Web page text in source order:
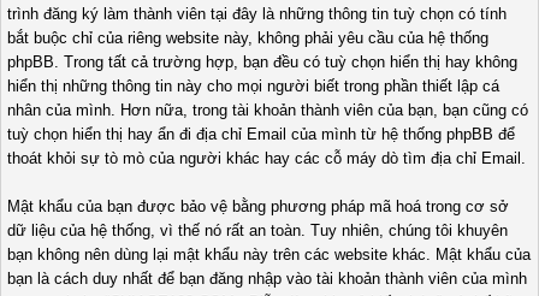
trình đăng ký làm thành viên tại đây là những thông tin tuỳ chọn có tính
bắt buộc chỉ của riêng website này, không phải yêu cầu của hệ thống
phpBB. Trong tất cả trường hợp, bạn đều có tuỳ chọn hiển thị hay không
hiển thị những thông tin này cho mọi người biết trong phần thiết lập cá
nhân của mình. Hơn nữa, trong tài khoản thành viên của bạn, bạn cũng có
tuỳ chọn hiển thị hay ẩn đi địa chỉ Email của mình từ hệ thống phpBB để
thoát khỏi sự tò mò của người khác hay các cỗ máy dò tìm địa chỉ Email.
Mật khẩu của bạn được bảo vệ bằng phương pháp mã hoá trong cơ sở
dữ liệu của hệ thống, vì thế nó rất an toàn. Tuy nhiên, chúng tôi khuyên
bạn không nên dùng lại mật khẩu này trên các website khác. Mật khẩu của
bạn là cách duy nhất để bạn đăng nhập vào tài khoản thành viên của mình